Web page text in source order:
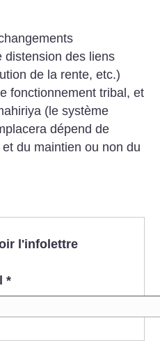
distension des liens
de la rente, etc.)
fonctionnement tribal, et
(le système
dépend de
du maintien ou non du
l'infolettre
*